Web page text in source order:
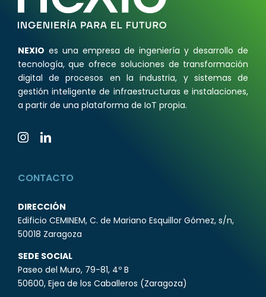
elegir
en
página
de
producto
NEXIO es una empresa de ingeniería y desarrollo de
tecnología, que ofrece soluciones de transformación
digital de procesos en la industria, y sistemas de
gestión inteligente de infraestructuras e instalaciones,
a partir de una plataforma de IoT propia.
CONTACTO
DIRECCIÓN
Edificio CEMINEM, C. de Mariano Esquillor Gómez, s/n,
50018 Zaragoza
SEDE SOCIAL
Paseo del Muro, 79-81, 4º B
50600, Ejea de los Caballeros (Zaragoza)